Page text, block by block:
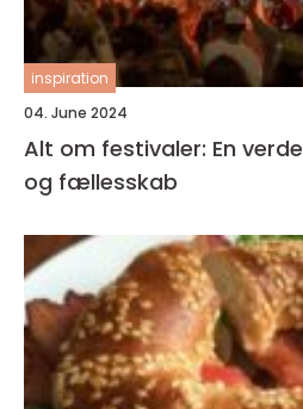
inspiration
04. June 2024
Alt om festivaler: En
og fællesskab